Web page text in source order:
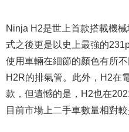
Ninja H2是世上首款搭載機
式之後更是以史上最強的
使用車輛在細節的顏色有所
H2R的排氣管。此外，H2在
款，但遺憾的是，H2也在
目前市場上二手車數量相對較